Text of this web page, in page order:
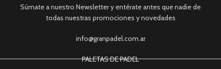
Súmate a nuestro Newsletter y entérate antes que nadie de
todas nuestras promociones y novedades
info@granpadel.com.ar
PALETAS DE PADEL